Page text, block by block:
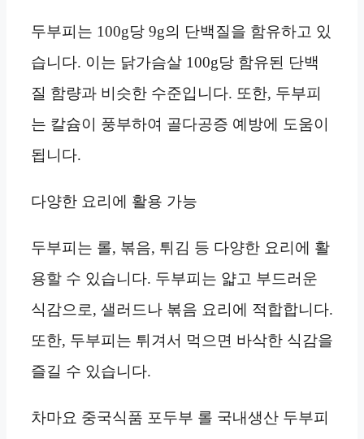
두부피는 100g당 9g의 단백질을 함유하고 있
습니다. 이는 닭가슴살 100g당 함유된 단백
질 함량과 비슷한 수준입니다. 또한, 두부피
는 칼슘이 풍부하여 골다공증 예방에 도움이
됩니다.
다양한 요리에 활용 가능
두부피는 롤, 볶음, 튀김 등 다양한 요리에 활
용할 수 있습니다. 두부피는 얇고 부드러운
식감으로, 샐러드나 볶음 요리에 적합합니다.
또한, 두부피는 튀겨서 먹으면 바삭한 식감을
즐길 수 있습니다.
차마요 중국식품 포두부 롤 국내생산 두부피